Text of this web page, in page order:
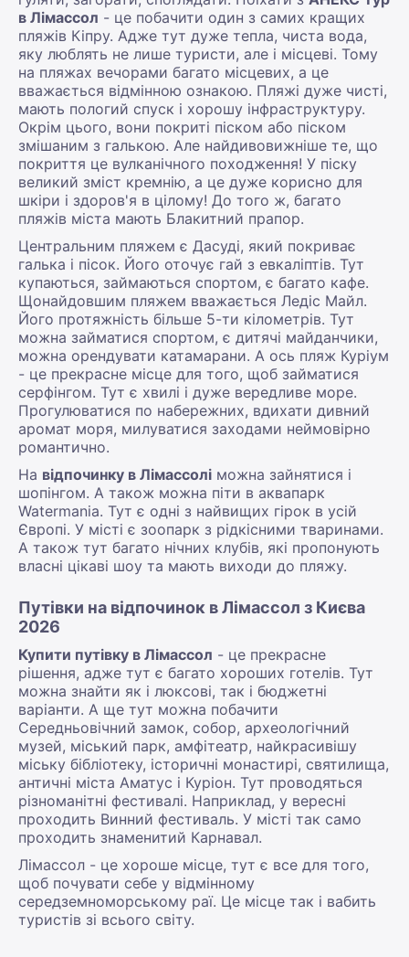
в Лімассол - це побачити один з самих кращих
пляжів Кіпру. Адже тут дуже тепла, чиста вода,
яку люблять не лише туристи, але і місцеві. Тому
на пляжах вечорами багато місцевих, а це
вважається відмінною ознакою. Пляжі дуже чисті,
мають пологий спуск і хорошу інфраструктуру.
Окрім цього, вони покриті піском або піском
змішаним з галькою. Але найдивовижніше те, що
покриття це вулканічного походження! У піску
великий зміст кремнію, а це дуже корисно для
шкіри і здоров'я в цілому! До того ж, багато
пляжів міста мають Блакитний прапор.
Центральним пляжем є Дасуді, який покриває
галька і пісок. Його оточує гай з евкаліптів. Тут
купаються, займаються спортом, є багато кафе.
Щонайдовшим пляжем вважається Ледіс Майл.
Його протяжність більше 5-ти кілометрів. Тут
можна займатися спортом, є дитячі майданчики,
можна орендувати катамарани. А ось пляж Куріум
- це прекрасне місце для того, щоб займатися
серфінгом. Тут є хвилі і дуже вередливе море.
Прогулюватися по набережних, вдихати дивний
аромат моря, милуватися заходами неймовірно
романтично.
На відпочинку в Лімассолі можна зайнятися і
шопінгом. А також можна піти в аквапарк
Watermania. Тут є одні з найвищих гірок в усій
Європі. У місті є зоопарк з рідкісними тваринами.
А також тут багато нічних клубів, які пропонують
власні цікаві шоу та мають виходи до пляжу.
Путівки на відпочинок в Лімассол з Києва
2026
Купити путівку в Лімассол - це прекрасне
рішення, адже тут є багато хороших готелів. Тут
можна знайти як і люксові, так і бюджетні
варіанти. А ще тут можна побачити
Середньовічний замок, собор, археологічний
музей, міський парк, амфітеатр, найкрасивішу
міську бібліотеку, історичні монастирі, святилища,
античні міста Аматус і Куріон. Тут проводяться
різноманітні фестивалі. Наприклад, у вересні
проходить Винний фестиваль. У місті так само
проходить знаменитий Карнавал.
Лімассол - це хороше місце, тут є все для того,
щоб почувати себе у відмінному
середземноморському раї. Це місце так і вабить
туристів зі всього світу.